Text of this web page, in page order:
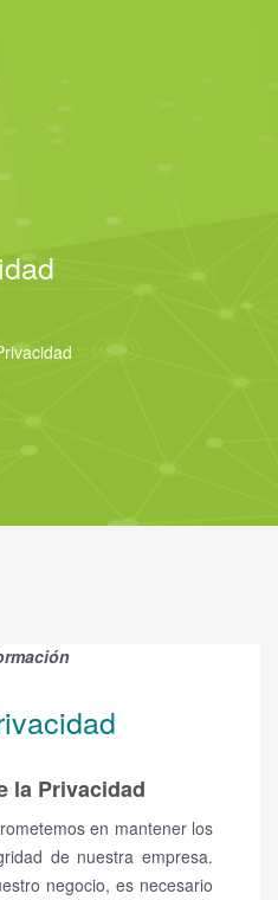
la Privacidad
en mantener los
de nuestra empresa.
negocio, es necesario